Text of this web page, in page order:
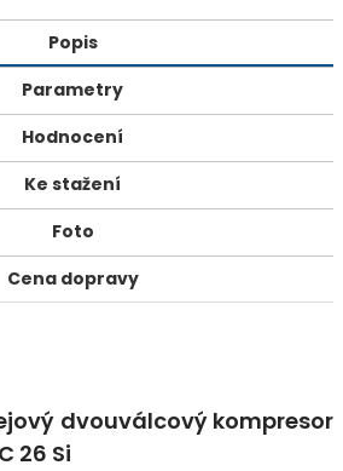
Popis
Parametry
Hodnocení
Ke stažení
Foto
Cena dopravy
dvouválcový kompresor
26 Si